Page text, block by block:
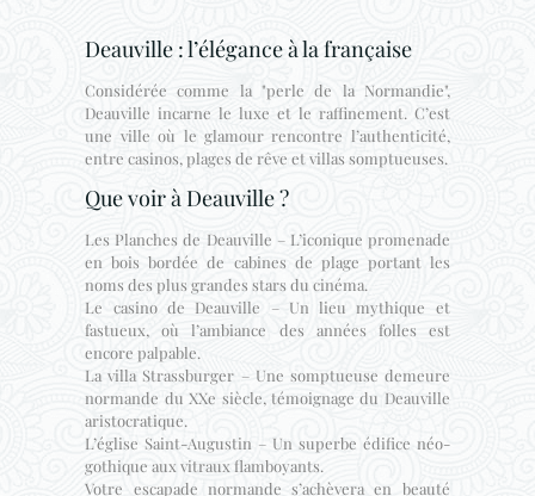
Deauville : l’élégance à la française
Considérée comme la "perle de la Normandie",
Deauville incarne le luxe et le raffinement. C’est
une ville où le glamour rencontre l’authenticité,
entre casinos, plages de rêve et villas somptueuses.
Que voir à Deauville ?
Les Planches de Deauville – L’iconique promenade
en bois bordée de cabines de plage portant les
noms des plus grandes stars du cinéma.
Le casino de Deauville – Un lieu mythique et
fastueux, où l’ambiance des années folles est
encore palpable.
La villa Strassburger – Une somptueuse demeure
normande du XXe siècle, témoignage du Deauville
aristocratique.
L’église Saint-Augustin – Un superbe édifice néo-
gothique aux vitraux flamboyants.
Votre escapade normande s’achèvera en beauté